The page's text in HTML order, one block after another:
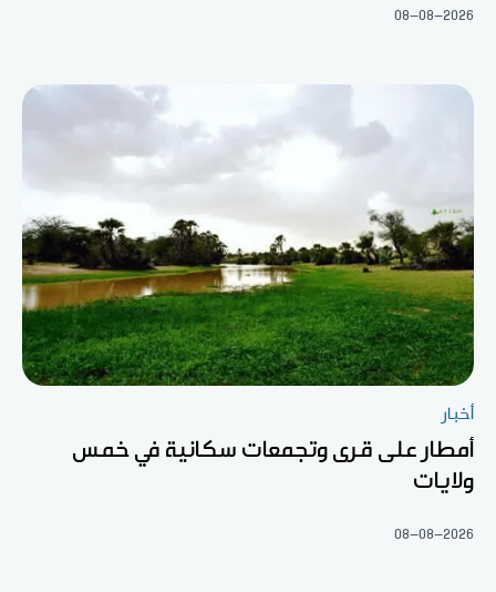
08-08-2026
أخبار
أمطار على قرى وتجمعات سكانية في خمس
ولايات
08-08-2026